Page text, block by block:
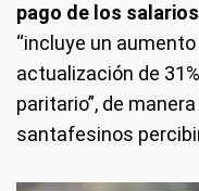
pago de los
“incluye un
actualización de
paritario”, de
santafesinos